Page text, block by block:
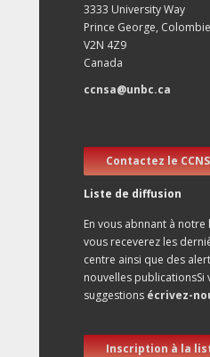
3333 University Way
Prince George,
V2N 4Z9
Canada
ccnsa@unbc.ca
Contactez le
Liste de diffusion
En vous abnnant à
vous receverez les
centre ainsi que des
nouvelles publicationsSi
suggestions écrivez-
Inscription à la